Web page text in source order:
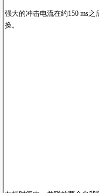
强大的冲击电流在约150 ms
换。